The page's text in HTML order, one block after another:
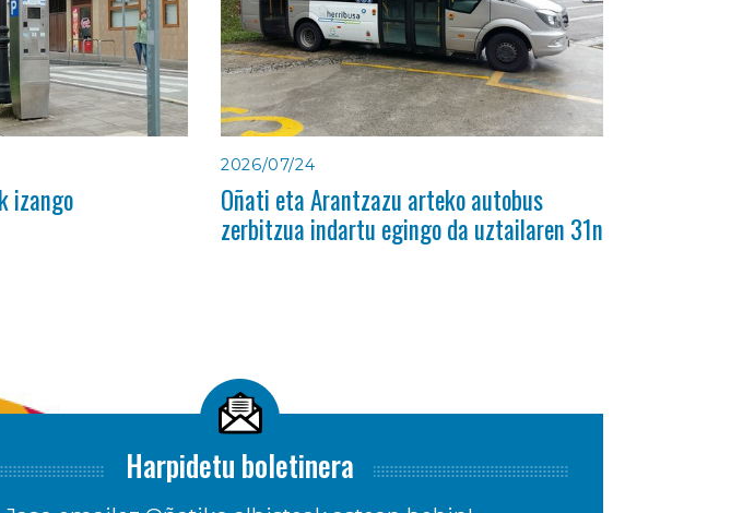
izango
2026/07/24
Oñati eta Arantzazu arteko autobus
zerbitzua indartu egingo da uztailaren 31n
Harpidetu boletinera